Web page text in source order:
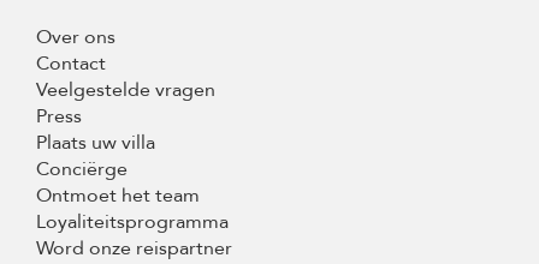
Over ons
Contact
Veelgestelde vragen
Press
Plaats uw villa
Conciërge
Ontmoet het team
Loyaliteitsprogramma
Word onze reispartner